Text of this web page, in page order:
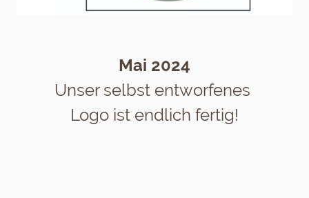
Mai 2024
Unser selbst entworfenes
Logo ist endlich fertig!